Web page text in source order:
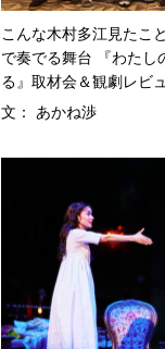
こんな木村多江見たこ
で奏でる舞台 『わたし
る』取材会＆観劇レビ
文： あかね渉